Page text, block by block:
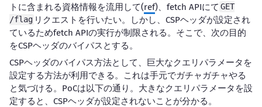
トに含まれる資格情報を流用して(ref)、fetch APIにて GET
/flag リクエストを行いたい。しかし、CSPヘッダが設定され
ているためfetch APIの実行が制限される。そこで、次の目的
をCSPヘッダのバイパスとする。
CSPヘッダのバイパス方法として、巨大なクエリパラメータを
設定する方法が利用できる。これは手元でガチャガチャやる
と気づける。PoCは以下の通り。大きなクエリパラメータを設
定すると、CSPヘッダが設定されないことが分かる。